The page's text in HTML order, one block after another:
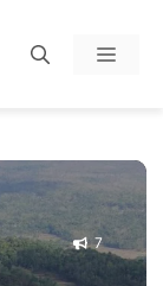
Menu
7